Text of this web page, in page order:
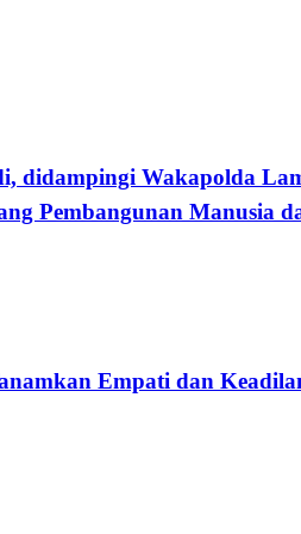
Wakapolda
Pembangunan Manusia
Empati dan